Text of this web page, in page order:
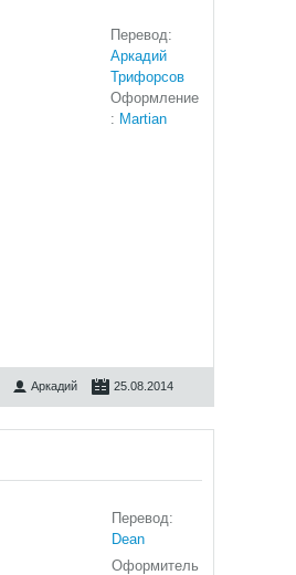
Перевод:
Аркадий
Трифорсов
Оформление
: Martian
Аркадий 25.08.2014
Перевод:
Dean
Оформитель